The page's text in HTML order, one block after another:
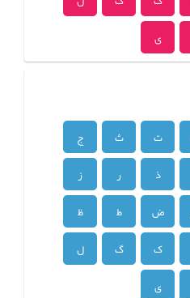
ی
ت ث
ج
ذ ر
ز
ض ط
ظ
ک گ
ل
ی